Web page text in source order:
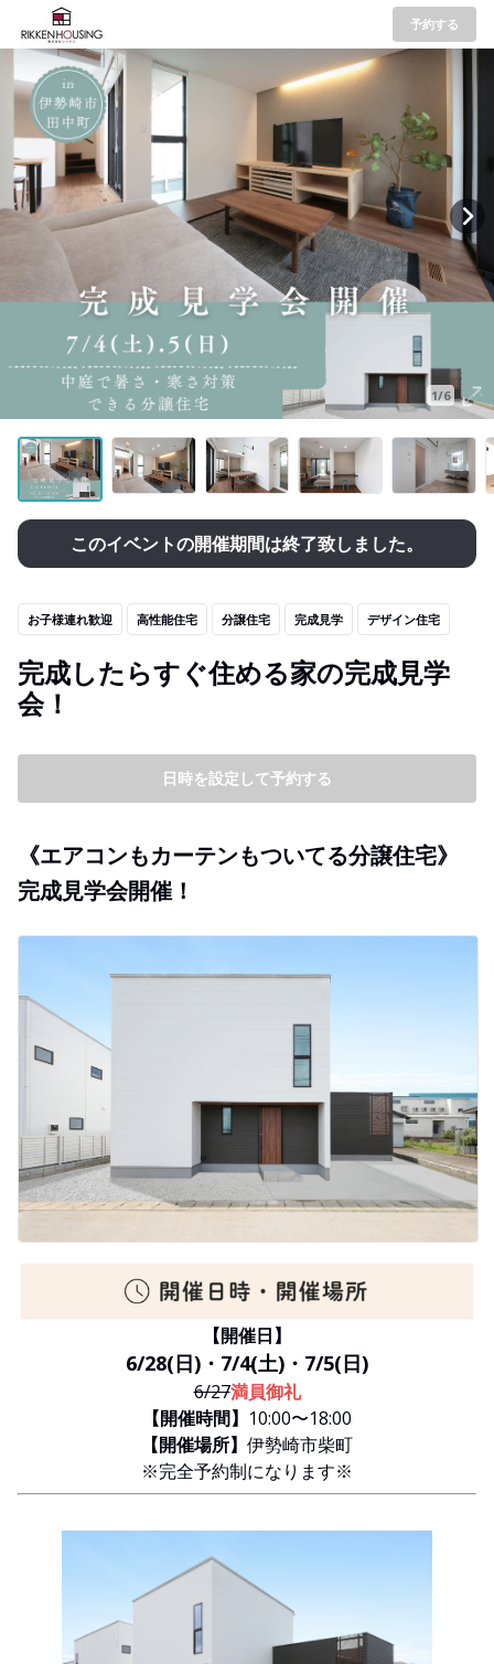
予約する
1/6
このイベントの開催期間は終了致しました。
お子様連れ歓迎 高性能住宅 分譲住宅 完成見学 デザイン住宅
完成したらすぐ住める家の完成見学
会！
日時を設定して予約する
《エアコンもカーテンもついてる分譲住宅》
完成見学会開催！
【開催日】
6/28(日)・7/4(土)・7/5(日)
6/27満員御礼
【開催時間】 10:00〜18:00
【開催場所】 伊勢崎市柴町
※完全予約制になります※